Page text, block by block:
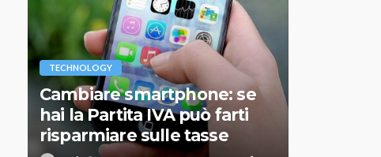
TECHNOLOGY
Cambiare smartphone: se
hai la Partita IVA può farti
risparmiare sulle tasse